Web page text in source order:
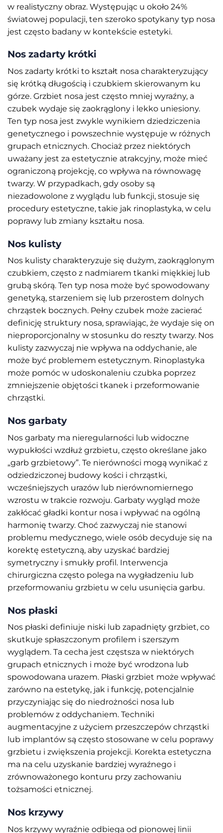
w realistyczny obraz. Występując u około 24%
światowej populacji, ten szeroko spotykany typ nosa
jest często badany w kontekście estetyki.
Nos zadarty krótki
Nos zadarty krótki to kształt nosa charakteryzujący
się krótką długością i czubkiem skierowanym ku
górze. Grzbiet nosa jest często mniej wyraźny, a
czubek wydaje się zaokrąglony i lekko uniesiony.
Ten typ nosa jest zwykle wynikiem dziedziczenia
genetycznego i powszechnie występuje w różnych
grupach etnicznych. Chociaż przez niektórych
uważany jest za estetycznie atrakcyjny, może mieć
ograniczoną projekcję, co wpływa na równowagę
twarzy. W przypadkach, gdy osoby są
niezadowolone z wyglądu lub funkcji, stosuje się
procedury estetyczne, takie jak rinoplastyka, w celu
poprawy lub zmiany kształtu nosa.
Nos kulisty
Nos kulisty charakteryzuje się dużym, zaokrąglonym
czubkiem, często z nadmiarem tkanki miękkiej lub
grubą skórą. Ten typ nosa może być spowodowany
genetyką, starzeniem się lub przerostem dolnych
chrząstek bocznych. Pełny czubek może zacierać
definicję struktury nosa, sprawiając, że wydaje się on
nieproporcjonalny w stosunku do reszty twarzy. Nos
kulisty zazwyczaj nie wpływa na oddychanie, ale
może być problemem estetycznym. Rinoplastyka
może pomóc w udoskonaleniu czubka poprzez
zmniejszenie objętości tkanek i przeformowanie
chrząstki.
Nos garbaty
Nos garbaty ma nieregularności lub widoczne
wypukłości wzdłuż grzbietu, często określane jako
„garb grzbietowy”. Te nierówności mogą wynikać z
odziedziczonej budowy kości i chrząstki,
wcześniejszych urazów lub nierównomiernego
wzrostu w trakcie rozwoju. Garbaty wygląd może
zakłócać gładki kontur nosa i wpływać na ogólną
harmonię twarzy. Choć zazwyczaj nie stanowi
problemu medycznego, wiele osób decyduje się na
korektę estetyczną, aby uzyskać bardziej
symetryczny i smukły profil. Interwencja
chirurgiczna często polega na wygładzeniu lub
przeformowaniu grzbietu w celu usunięcia garbu.
Nos płaski
Nos płaski definiuje niski lub zapadnięty grzbiet, co
skutkuje spłaszczonym profilem i szerszym
wyglądem. Ta cecha jest częstsza w niektórych
grupach etnicznych i może być wrodzona lub
spowodowana urazem. Płaski grzbiet może wpływać
zarówno na estetykę, jak i funkcję, potencjalnie
przyczyniając się do niedrożności nosa lub
problemów z oddychaniem. Techniki
augmentacyjne z użyciem przeszczepów chrząstki
lub implantów są często stosowane w celu poprawy
grzbietu i zwiększenia projekcji. Korekta estetyczna
ma na celu uzyskanie bardziej wyraźnego i
zrównoważonego konturu przy zachowaniu
tożsamości etnicznej.
Nos krzywy
Nos krzywy wyraźnie odbiega od pionowej linii